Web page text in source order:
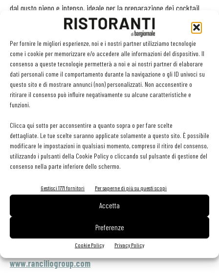
Per fornire le migliori esperienze, noi e i nostri partner utilizziamo tecnologie
come i cookie per memorizzare e/o accedere alle informazioni del dispositivo. Il
consenso a queste tecnologie permetterà a noi e ai nostri partner di elaborare
dati personali come il comportamento durante la navigazione o gli ID univoci su
questo sito e di mostrare annunci (non) personalizzati. Non acconsentire o
ritirare il consenso può influire negativamente su alcune caratteristiche e
funzioni.
Clicca qui sotto per acconsentire a quanto sopra o per fare scelte
dettagliate. Le tue scelte saranno applicate solamente a questo sito. È possibile
modificare le impostazioni in qualsiasi momento, compreso il ritiro del consenso,
utilizzando i pulsanti della Cookie Policy o cliccando sul pulsante di gestione del
consenso nella parte inferiore dello schermo.
Gestisci 1771 fornitori Per saperne di più su questi scopi
Accetta
Preferenze
Cookie Policy Privacy Policy
dal gusto pieno e intenso, ideale per la preparazione dei cocktail.
Con il nuovo sistema a capsule Flexicup, inoltre, garantisce un
prodotto di alta qualità anche ai locali con consumi ridotti di caffè
e privi di un barista professionista.
kimbo.it
Rancilio Group
Rancilio Group è un'azienda internazionale che produce e
commercializza macchine per caffè professionali. Con sede a
Villastanza di Parabiago (Milano), è presente in oltre 100 paesi nel
mondo con 5 filiali, 2 centri di ricerca e un network vendite. La
marchio Rancilio, le superautomatiche Egro, una “Linea Casa” e i
macinadosatori Kryo. Quest’anno Rancilio Group ha debuttato nel
segmento dello specialty coffee con il nuovo marchio Rancilio
Specialty.
www.ranciliogroup.com